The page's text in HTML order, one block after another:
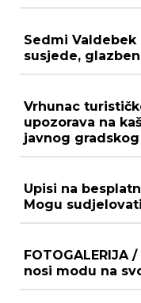
Sedmi Valdebek
susjede,
Vrhunac
upozorava na
javnog
Upisi na
Mogu
nosi modu na